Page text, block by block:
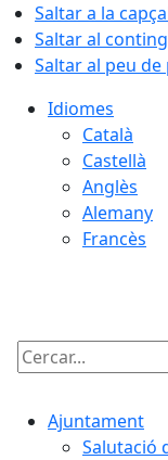
Saltar a la
Saltar al
Saltar al peu de
Idiomes
Català
Castellà
Anglès
Alemany
Francès
Cercar:
Ajuntament
Salutació